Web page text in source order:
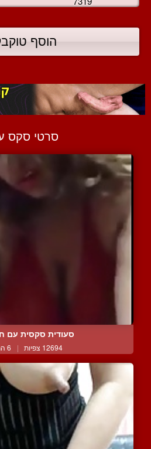
הוסף
סרטי סקס
סעודית סקסית עם
12694 צפיות | 6 המלצות